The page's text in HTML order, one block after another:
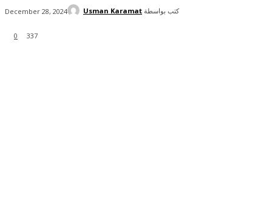
0 337
December 28, 2024 كتب بواسطة Usman Karamat